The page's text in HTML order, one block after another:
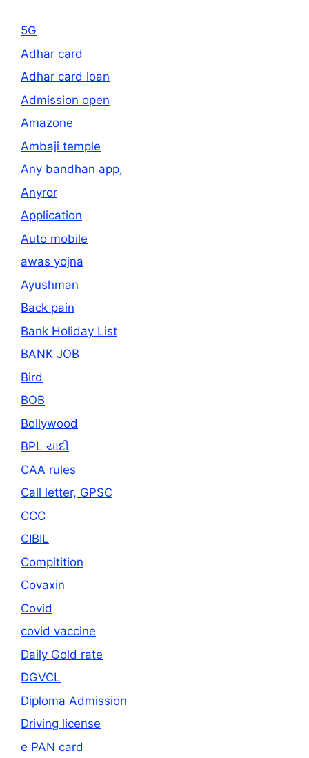
5G
Adhar card
Adhar card loan
Admission open
Amazone
Ambaji temple
Any bandhan app,
Anyror
Application
Auto mobile
awas yojna
Ayushman
Back pain
Bank Holiday List
BANK JOB
Bird
BOB
Bollywood
BPL યાદી
CAA rules
Call letter, GPSC
CCC
CIBIL
Compitition
Covaxin
Covid
covid vaccine
Daily Gold rate
DGVCL
Diploma Admission
Driving license
e PAN card